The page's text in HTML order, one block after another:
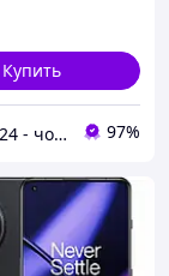
Купить
🇺🇦 Case24 - чохли та аксесуари для смартфонів та планшетів 97%